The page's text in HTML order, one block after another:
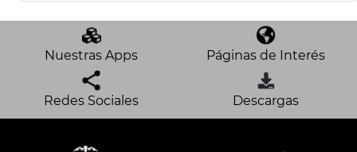
Nuestras Apps Páginas de Interés
Redes Sociales Descargas